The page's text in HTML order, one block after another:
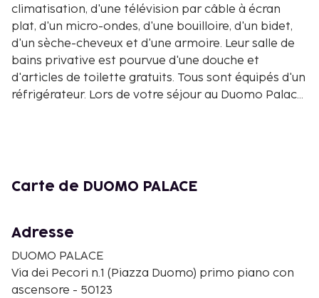
climatisation, d'une télévision par câble à écran
plat, d'un micro-ondes, d'une bouilloire, d'un bidet,
d'un sèche-cheveux et d'une armoire. Leur salle de
bains privative est pourvue d'une douche et
d'articles de toilette gratuits. Tous sont équipés d'un
réfrigérateur. Lors de votre séjour au Duomo Palace,
L'aéroport le plus proche est celui de Florence, à 5
Carte de DUOMO PALACE
Adresse
DUOMO PALACE
Via dei Pecori n.1 (Piazza Duomo) primo piano con
ascensore - 50123